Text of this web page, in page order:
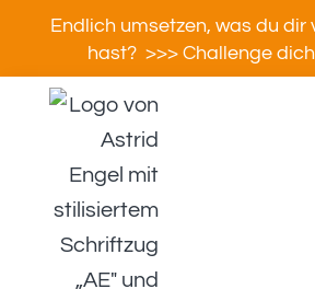
Endlich umsetzen, was du dir
hast? >>> Challenge